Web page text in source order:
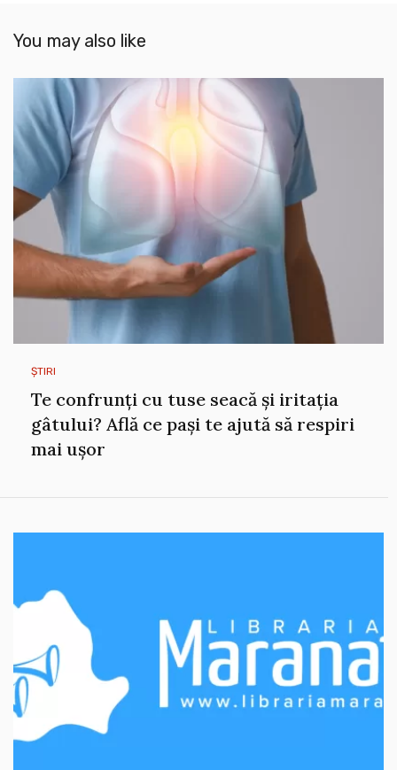
You may also like
ȘTIRI
Te confrunți cu tuse seacă și iritația
gâtului? Află ce pași te ajută să respiri
mai ușor